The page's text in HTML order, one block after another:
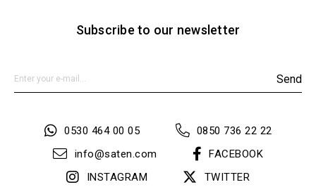
Subscribe to our newsletter
Send
0530 464 00 05
0850 736 22 22
info@saten.com
FACEBOOK
INSTAGRAM
TWITTER